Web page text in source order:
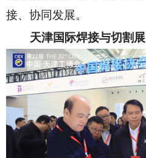
接、协同发展。
天津国际焊接与切割展